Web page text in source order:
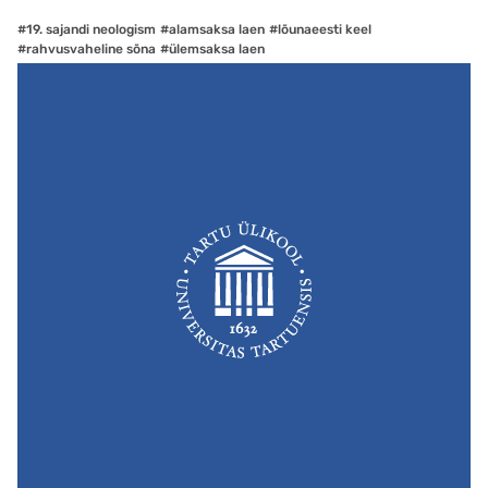
#19. sajandi neologism #alamsaksa laen #lõunaeesti keel
#rahvusvaheline sõna #ülemsaksa laen